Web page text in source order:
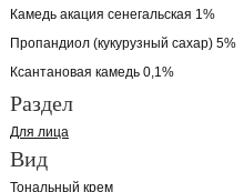
Камедь акация сенегальская 1%
Пропандиол (кукурузный сахар) 5%
Ксантановая камедь 0,1%
Раздел
Для лица
Вид
Тональный крем